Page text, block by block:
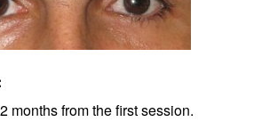
months from the first session.